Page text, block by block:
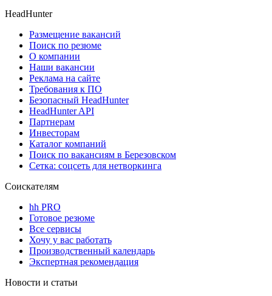
HeadHunter
Размещение вакансий
Поиск по резюме
О компании
Наши вакансии
Реклама на сайте
Требования к ПО
Безопасный HeadHunter
HeadHunter API
Партнерам
Инвесторам
Каталог компаний
Поиск по вакансиям в Березовском
Сетка: соцсеть для нетворкинга
Соискателям
hh PRO
Готовое резюме
Все сервисы
Хочу у вас работать
Производственный календарь
Экспертная рекомендация
Новости и статьи